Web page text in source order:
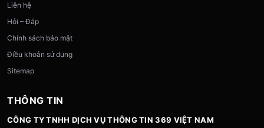
Liên hệ
Hỏi – Đáp
Chính sách bảo mật
Điều khoản sử dụng
Sitemap
THÔNG TIN
CÔNG TY TNHH DỊCH VỤ THÔNG TIN 369 VIỆT NAM